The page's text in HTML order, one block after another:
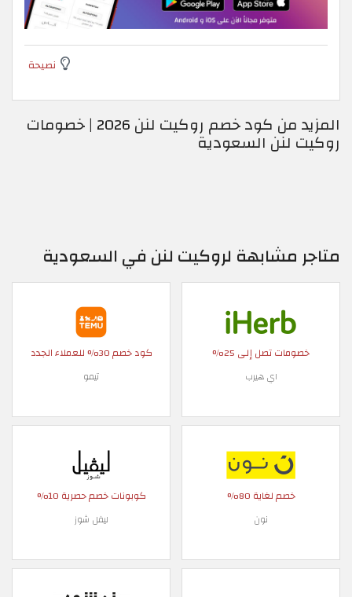
نصيحة
المزيد من كود خصم روكيت لنن 2026 | خصومات
روكيت لنن السعودية
متاجر مشابهة لروكيت لنن في السعودية
خصومات تصل إلى 25%
اي هيرب
كود خصم 30% للعملاء الجدد
تيمو
خصم لغاية 80%
نون
كوبونات خصم حصرية 10%
ليفل شوز